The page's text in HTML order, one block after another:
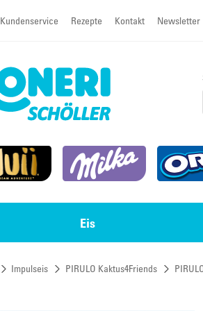
Kundenservice Rezepte Kontakt Newsletter
Eis
Impulseis PIRULO Kaktus4Friends